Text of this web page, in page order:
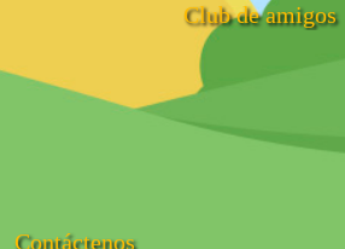
Club de amigos
Contáctenos